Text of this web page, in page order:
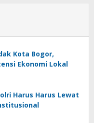
Kota Bogor,
Ekonomi Lokal
Harus Harus Lewat